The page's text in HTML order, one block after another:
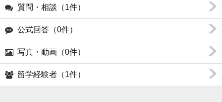
質問・相談（1件）
公式回答（0件）
写真・動画（0件）
留学経験者（1件）